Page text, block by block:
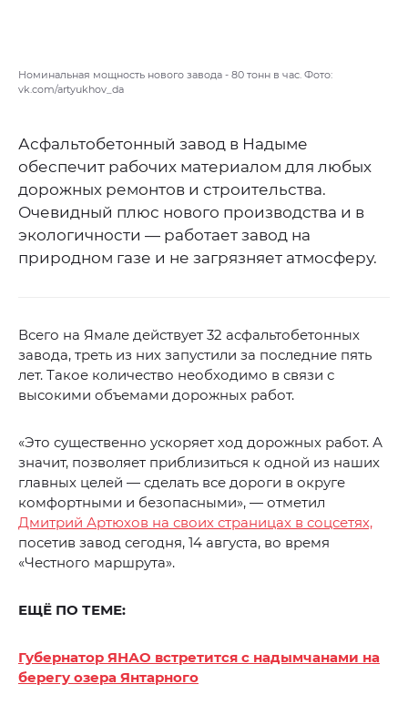
Номинальная мощность нового завода - 80 тонн в час. Фото:
vk.com/artyukhov_da
Асфальтобетонный завод в Надыме
обеспечит рабочих материалом для любых
дорожных ремонтов и строительства.
Очевидный плюс нового производства и в
экологичности — работает завод на
природном газе и не загрязняет атмосферу.
Всего на Ямале действует 32 асфальтобетонных
завода, треть из них запустили за последние пять
лет. Такое количество необходимо в связи с
высокими объемами дорожных работ.
«Это существенно ускоряет ход дорожных работ. А
значит, позволяет приблизиться к одной из наших
главных целей — сделать все дороги в округе
комфортными и безопасными», — отметил
Дмитрий Артюхов на своих страницах в соцсетях,
посетив завод сегодня, 14 августа, во время
«Честного маршрута».
ЕЩЁ ПО ТЕМЕ:
Губернатор ЯНАО встретится с надымчанами на
берегу озера Янтарного